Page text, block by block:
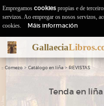
Gallaecia
:: Comezo > Catálogo en liña > REVISTAS
Tenda en
Empregamos cookies propias e de
servizos. Ao empregar os nosos servizos,
cookies.
Máis información